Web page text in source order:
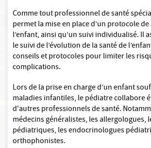
Comme tout professionnel de santé
permet la mise en place d’un protocole
l’enfant, ainsi qu’un suivi individualisé. Il
le suivi de l’évolution de la santé de
conseils et protocoles pour limiter les
complications.
Lors de la prise en charge d’un enfant
maladies infantiles, le pédiatre collabore
d'autres professionnels de santé.
médecins généralistes, les allergologues,
pédiatriques, les endocrinologues
orthophonistes.